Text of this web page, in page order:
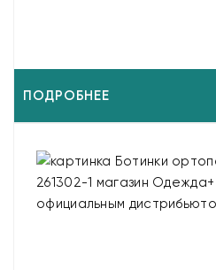
ПОДРОБНЕЕ